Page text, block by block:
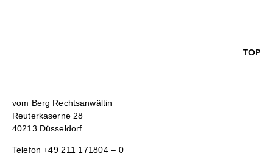
TOP
vom Berg Rechtsanwältin
Reuterkaserne 28
40213 Düsseldorf
Telefon+49 211 171804 – 0